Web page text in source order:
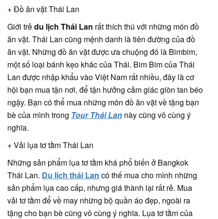
+ Đồ ăn vặt Thái Lan
Giới trẻdu lịch Thái Lan rất thích thú với những món đồ
ăn vặt. Thái Lan cũng mệnh danh là tiên đường của đồ
ăn vặt. Những đồ ăn vặt được ưa chuộng đó là Bimbim,
một số loại bánh kẹo khác của Thái. Bim Bim của Thái
Lan được nhập khẩu vào Việt Nam rất nhiều, đây là cơ
hội bạn mua tận nơi, để tận hưởng cảm giác giòn tan béo
ngậy. Bạn có thể mua những món đồ ăn vặt về tặng bạn
bè của mình trong Tour Thái Lan này cũng vô cùng ý
nghĩa.
+ Vải lụa tơ tằm Thái Lan
Những sản phẩm lụa tơ tằm khá phổ biến ở Bangkok
Thái Lan. Du lịch thái Lan có thế mua cho mình những
sản phẩm lụa cao cấp, nhưng giá thành lại rất rẻ. Mua
vải tơ tằm để về may những bộ quần áo đẹp, ngoài ra
tặng cho bạn bè cũng vô cùng ý nghĩa. Lụa tơ tằm của